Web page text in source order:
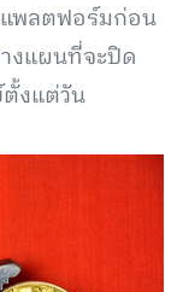
พลตฟอร์มก่อน
งแผนที่จะปิด
งแต่วัน